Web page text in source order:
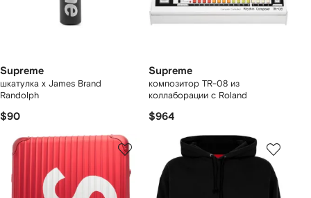
Supreme
шкатулка x James Brand
Randolph
$90
Supreme
композитор TR-08 из
коллаборации с Roland
$964